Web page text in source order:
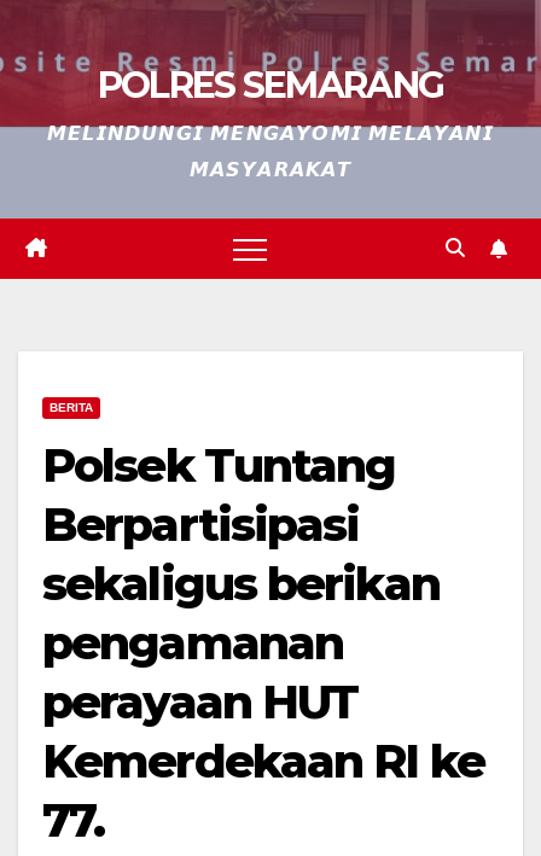
POLRES SEMARANG
𝙈𝙀𝙇𝙄𝙉𝘿𝙐𝙉𝙂𝙄 𝙈𝙀𝙉𝙂𝘼𝙔𝙊𝙈𝙄 𝙈𝙀𝙇𝘼𝙔𝘼𝙉𝙄
𝙈𝘼𝙎𝙔𝘼𝙍𝘼𝙆𝘼𝙏
BERITA
Polsek Tuntang
Berpartisipasi
sekaligus berikan
pengamanan
perayaan HUT
Kemerdekaan RI ke
77.